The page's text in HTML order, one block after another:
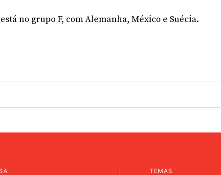
no grupo F, com Alemanha, México e Suécia.
TEMAS